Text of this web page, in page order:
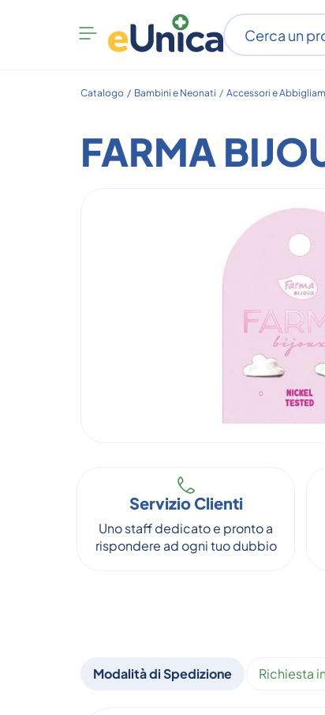
Apri
menu
Catalogo / Bambini e Neonati / Accessori e
FARMA
Servizio Clienti
Uno staff dedicato e pronto a
rispondere ad ogni tuo dubbio
Modalità di Spedizione Richiesta